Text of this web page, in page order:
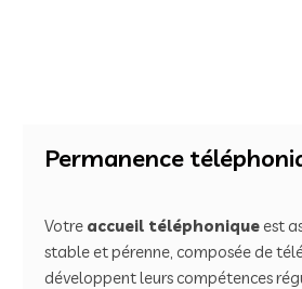
Permanence
Votre accueil téléphoniqueest
stable et pérenne, composée de
développent leurs compétences